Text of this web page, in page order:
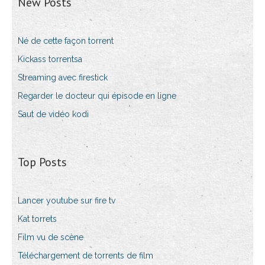
Né de cette façon torrent
Kickass torrentsa
Streaming avec firestick
Regarder le docteur qui épisode en ligne
Saut de vidéo kodi
Top Posts
Lancer youtube sur fire tv
Kat torrets
Film vu de scène
Téléchargement de torrents de film